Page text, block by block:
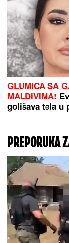
GLUMICA SA
MALDIVIMA!
golišava tela u
PREPORUKA